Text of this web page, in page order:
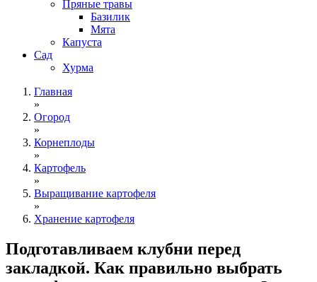
Пряные травы
Базилик
Мята
Капуста
Сад
Хурма
Главная
»
Огород
»
Корнеплоды
»
Картофель
»
Выращивание картофеля
»
Хранение картофеля
Подготавливаем клубни перед
закладкой. Как правильно выбрать